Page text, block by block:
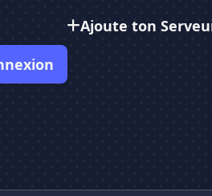
Ajoute ton